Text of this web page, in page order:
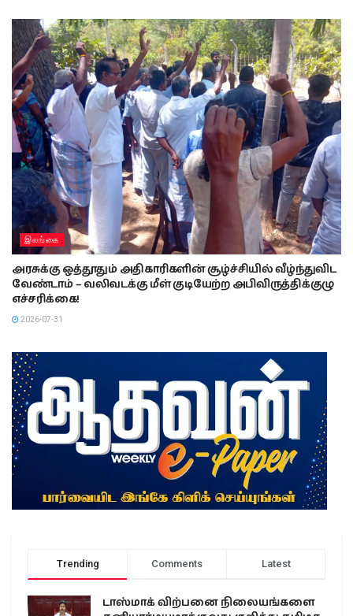
இலங்கை
அரசுக்கு ஒத்தூதும் அதிகாரிகளின் சூழ்ச்சியில் வீழ்ந்துவிட
வேண்டாம் – வலிவடக்கு மீள் குடியேற்ற அபிவிருத்திக்குழு
எச்சரிக்கை!
2026-07-31
Trending Comments Latest
டாஸ்மாக் விற்பனை நிலையங்களை